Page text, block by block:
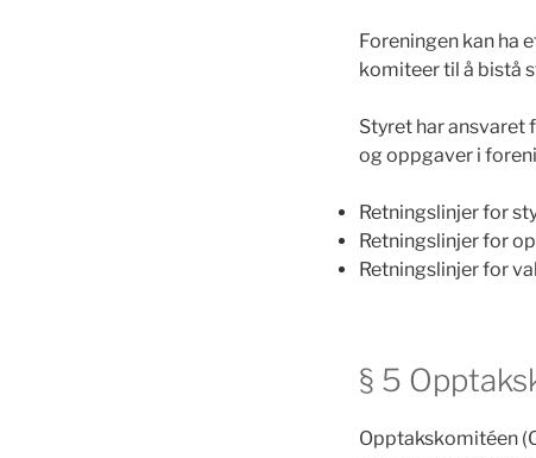
Foreningen kan ha
komiteer til å bistå
Styret har
og oppgaver i
Retningslinjer for
Retningslinjer for
Retningslinjer for
§ 5
Opptakskomitéen